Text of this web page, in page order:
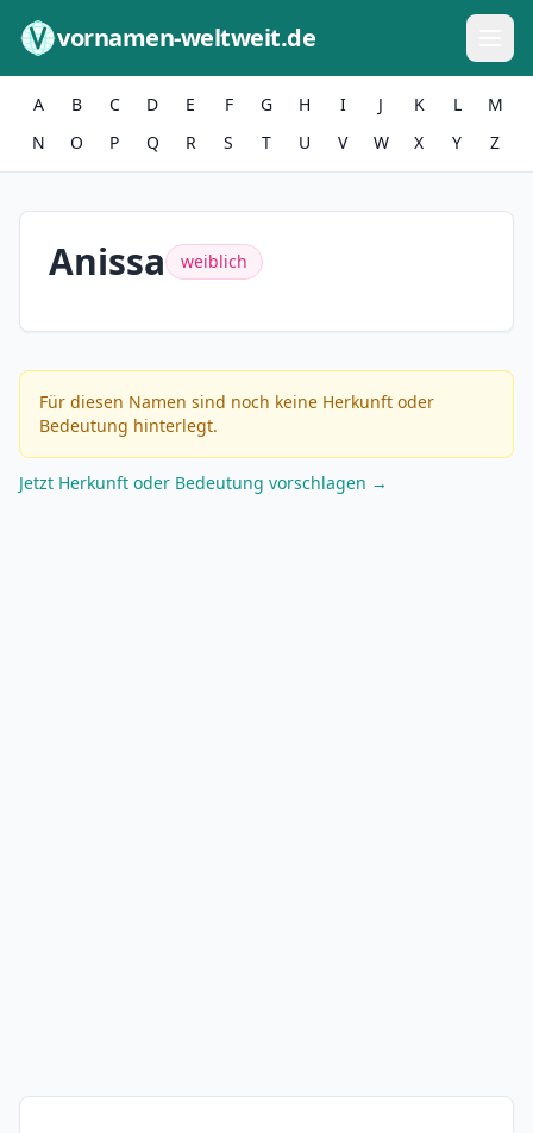
vornamen-weltweit.de
A B C D E F G H I J K L
M
N
O P Q R S T U V W X Y Z
Anissa weiblich
Für diesen Namen sind noch keine Herkunft oder
Bedeutung hinterlegt.
Jetzt Herkunft oder Bedeutung vorschlagen →